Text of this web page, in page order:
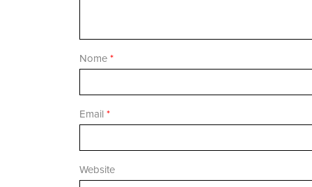
Nome *
Email *
Website